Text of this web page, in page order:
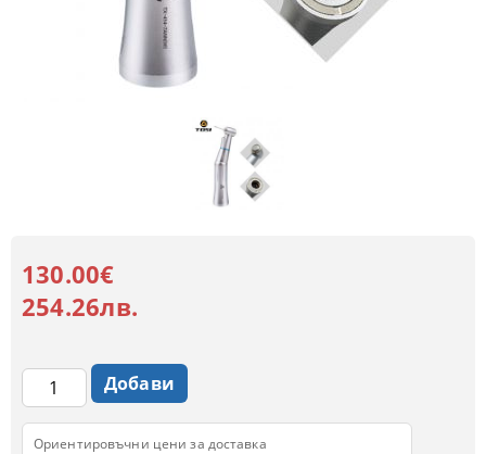
130.00€
254.26лв.
Ориентировъчни цени за доставка